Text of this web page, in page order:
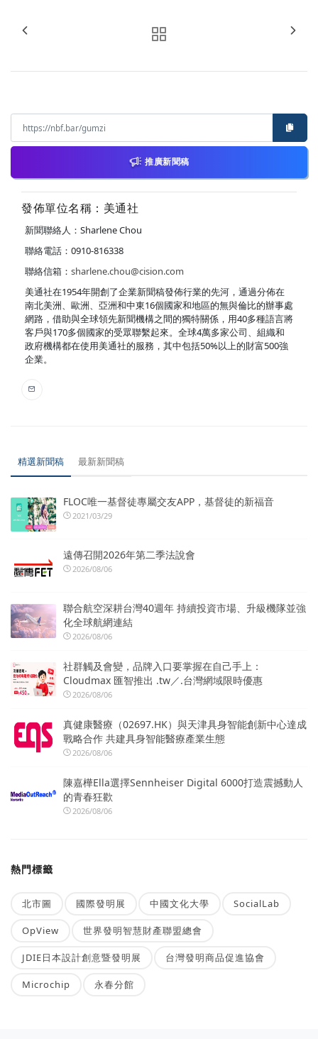
推廣新聞稿
發佈單位名稱：美通社
新聞聯絡人：Sharlene Chou
聯絡電話：0910-816338
聯絡信箱： sharlene.chou@cision.com
美通社在1954年開創了企業新聞稿發佈行業的先河，通過分佈在
南北美洲、歐洲、亞洲和中東16個國家和地區的無與倫比的辦事處
網路，借助與全球領先新聞機構之間的獨特關係，用40多種語言將
客戶與170多個國家的受眾聯繫起來。全球4萬多家公司、組織和
政府機構都在使用美通社的服務，其中包括50%以上的財富500強
企業。
精選新聞稿 最新新聞稿
FLOC唯一基督徒專屬交友APP，基督徒的新福音
2021/03/29
遠傳召開2026年第二季法說會
2026/08/06
聯合航空深耕台灣40週年 持續投資市場、升級機隊並強
化全球航網連結
2026/08/06
社群觸及會變，品牌入口要掌握在自己手上：
Cloudmax 匯智推出 .tw／.台灣網域限時優惠
2026/08/06
真健康醫療（02697.HK）與天津具身智能創新中心達成
戰略合作 共建具身智能醫療產業生態
2026/08/06
陳嘉樺Ella選擇Sennheiser Digital 6000打造震撼動人
的青春狂歡
2026/08/06
熱門標籤
北市圖 國際發明展 中國文化大學 SocialLab
OpView 世界發明智慧財產聯盟總會
JDIE日本設計創意暨發明展 台灣發明商品促進協會
Microchip 永春分館